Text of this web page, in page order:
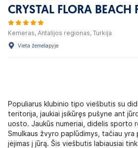
CRYSTAL FLORA BEACH
Kemeras, Antalijos regionas, Turkija
Vieta žemėlapyje
Populiarus klubinio tipo viešbutis su
teritorija, jaukiai įsikūręs pušyne ant
uosto. Jaukūs numeriai, didelis sporto
Smulkaus žvyro paplūdimys, tačiau
įėjimas į jūrą. Šis viešbutis labiausiai